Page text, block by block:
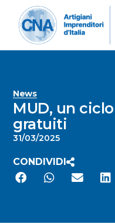
News
MUD, un
gratuiti
31/03/2025
CONDIVIDI